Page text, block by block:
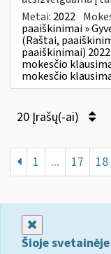
Metai: 2022
paaiškinimai »
(Raštai,
paaiškinimai) 2022
mokesčio
mokesčio
20 Įrašų(-ai)
1 ... 17 18
Šioje